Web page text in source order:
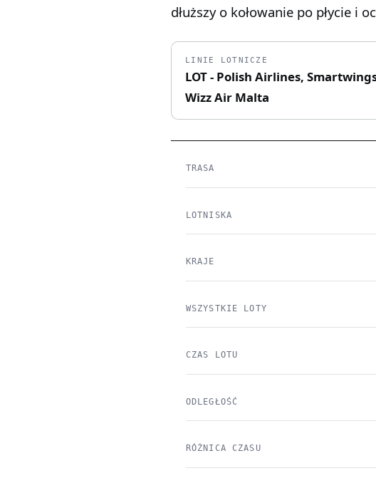
dłuższy o kołowanie po płycie i
LINIE LOTNICZE
LOT - Polish Airlines,
Wizz Air Malta
TRASA
LOTNISKA
KRAJE
WSZYSTKIE LOTY
CZAS LOTU
ODLEGŁOŚĆ
RÓŻNICA CZASU